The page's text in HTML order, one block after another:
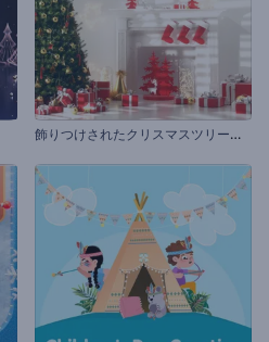
飾
りつけされたクリスマスツリーのオープニング動画